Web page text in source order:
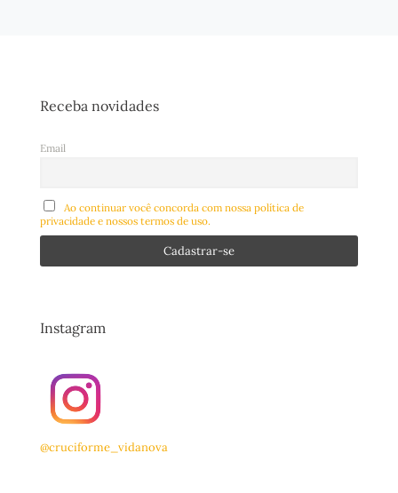
Receba novidades
Email
Ao continuar você concorda com nossa política de
privacidade e nossos termos de uso.
Instagram
@cruciforme_vidanova